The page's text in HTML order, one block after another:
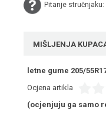
Pitanje stručnjaku:
MIŠLJENJA
letne gume 205/
Ocjena artikla
(ocjenjuju ga samo